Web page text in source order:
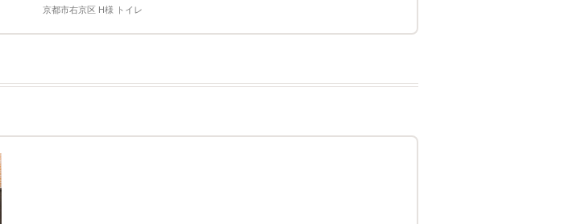
京都市右京区 H様 トイレ